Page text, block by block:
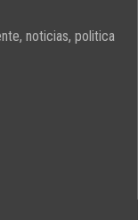
noticias, politica